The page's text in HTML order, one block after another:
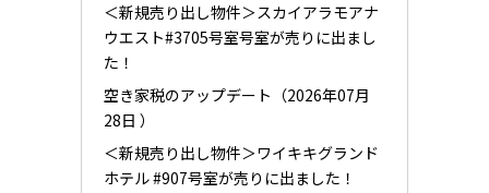
＜新規売り出し物件＞スカイアラモアナ
ウエスト#3705号室号室が売りに出まし
た！
空き家税のアップデート（2026年07月
28日 ）
＜新規売り出し物件＞ワイキキグランド
ホテル #907号室が売りに出ました！